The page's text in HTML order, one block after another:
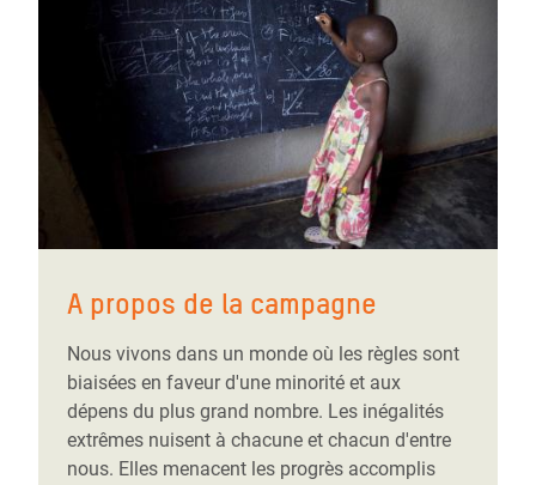
A propos de la campagne
Nous vivons dans un monde où les règles sont
biaisées en faveur d'une minorité et aux
dépens du plus grand nombre. Les inégalités
extrêmes nuisent à chacune et chacun d'entre
nous. Elles menacent les progrès accomplis